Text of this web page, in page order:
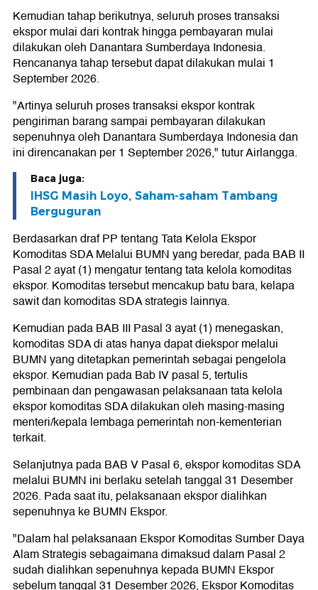
Kemudian tahap berikutnya, seluruh proses transaksi
ekspor mulai dari kontrak hingga pembayaran mulai
dilakukan oleh Danantara Sumberdaya Indonesia.
Rencananya tahap tersebut dapat dilakukan mulai 1
September 2026.
"Artinya seluruh proses transaksi ekspor kontrak
pengiriman barang sampai pembayaran dilakukan
sepenuhnya oleh Danantara Sumberdaya Indonesia dan
ini direncanakan per 1 September 2026," tutur Airlangga.
Baca juga:
IHSG Masih Loyo, Saham-saham Tambang
Berguguran
Berdasarkan draf PP tentang Tata Kelola Ekspor
Komoditas SDA Melalui BUMN yang beredar, pada BAB II
Pasal 2 ayat (1) mengatur tentang tata kelola komoditas
ekspor. Komoditas tersebut mencakup batu bara, kelapa
sawit dan komoditas SDA strategis lainnya.
Kemudian pada BAB III Pasal 3 ayat (1) menegaskan,
komoditas SDA di atas hanya dapat diekspor melalui
BUMN yang ditetapkan pemerintah sebagai pengelola
ekspor. Kemudian pada Bab IV pasal 5, tertulis
pembinaan dan pengawasan pelaksanaan tata kelola
ekspor komoditas SDA dilakukan oleh masing-masing
menteri/kepala lembaga pemerintah non-kementerian
terkait.
Selanjutnya pada BAB V Pasal 6, ekspor komoditas SDA
melalui BUMN ini berlaku setelah tanggal 31 Desember
2026. Pada saat itu, pelaksanaan ekspor dialihkan
sepenuhnya ke BUMN Ekspor.
"Dalam hal pelaksanaan Ekspor Komoditas Sumber Daya
Alam Strategis sebagaimana dimaksud dalam Pasal 2
sudah dialihkan sepenuhnya kepada BUMN Ekspor
sebelum tanggal 31 Desember 2026, Ekspor Komoditas